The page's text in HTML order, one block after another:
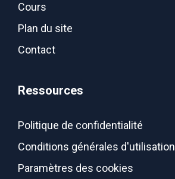
Cours
Plan du site
Contact
Ressources
Politique de confidentialité
Conditions générales d'utilisation
Paramètres des cookies